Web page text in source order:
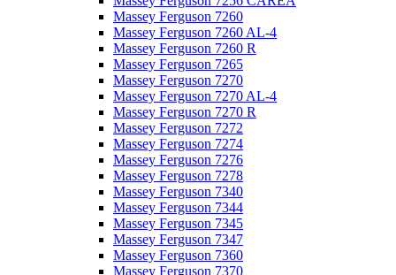
Massey Ferguson 7260
Massey Ferguson 7260 AL-4
Massey Ferguson 7260 R
Massey Ferguson 7265
Massey Ferguson 7270
Massey Ferguson 7270 AL-4
Massey Ferguson 7270 R
Massey Ferguson 7272
Massey Ferguson 7274
Massey Ferguson 7276
Massey Ferguson 7278
Massey Ferguson 7340
Massey Ferguson 7344
Massey Ferguson 7345
Massey Ferguson 7347
Massey Ferguson 7360
Massey Ferguson 7370